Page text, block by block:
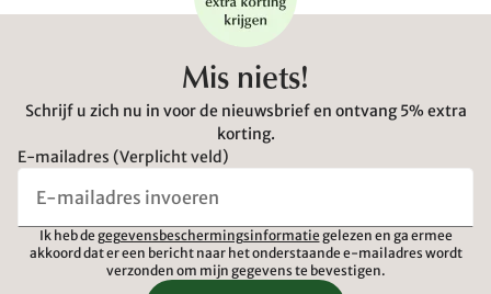
Mis niets!
Schrijf u zich nu in voor de nieuwsbrief en ontvang 5% extra
korting.
E-mailadres (Verplicht veld)
Ik heb de gegevensbeschermingsinformatie gelezen en ga ermee
akkoord dat er een bericht naar het onderstaande e-mailadres wordt
verzonden om mijn gegevens te bevestigen.